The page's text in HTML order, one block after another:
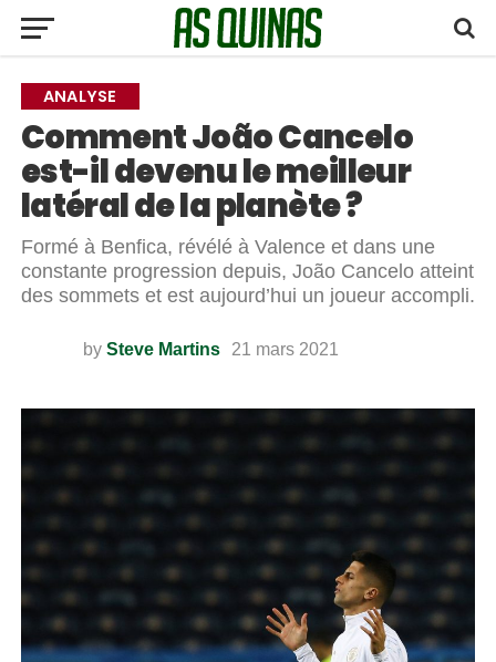
ANALYSE
Comment João Cancelo
est-il devenu le meilleur
latéral de la planète ?
Formé à Benfica, révélé à Valence et dans une
constante progression depuis, João Cancelo atteint
des sommets et est aujourd’hui un joueur accompli.
by Steve Martins 21 mars 2021